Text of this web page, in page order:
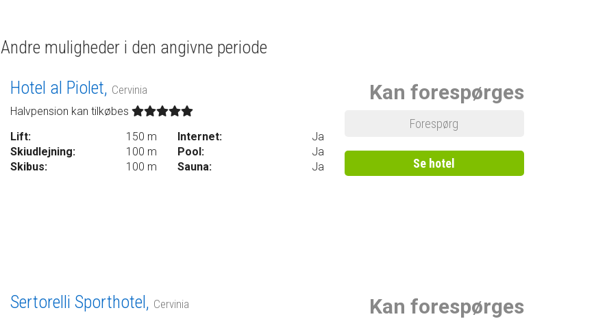
Andre muligheder i den angivne periode
Hotel al Piolet, Cervinia
Halvpension kan tilkøbes
Lift:
150 m
Skiudlejning:
100 m
Skibus:
100 m
Internet:
Ja
Pool:
Ja
Sauna:
Ja
Kan forespørges
Forespørg
Se hotel
Sertorelli Sporthotel, Cervinia Kan forespørges